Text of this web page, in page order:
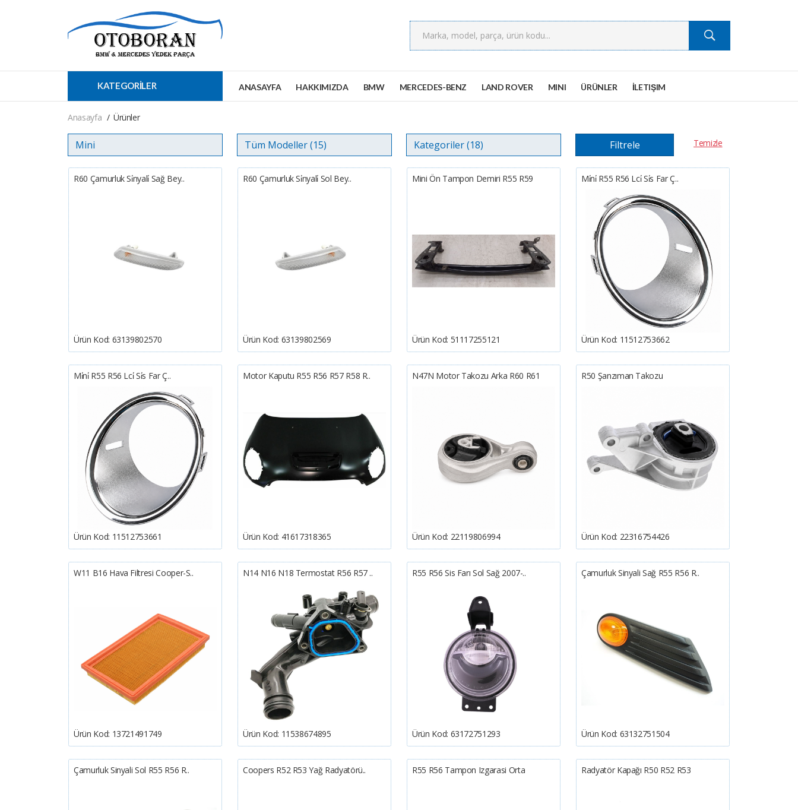
KATEGORİLER ANASAYFA HAKKIMIZDA BMW MERCEDES-BENZ LAND ROVER MINI ÜRÜNLER İLETIŞIM
Anasayfa Ürünler
Filtrele Temizle
R60 Çamurluk Si̇nyali̇ Sağ Bey..
Ürün Kod: 63139802570
R60 Çamurluk Si̇nyali̇ Sol Bey..
Ürün Kod: 63139802569
Mini Ön Tampon Demiri R55 R59
Ürün Kod: 51117255121
Mi̇ni̇ R55 R56 Lci̇ Si̇s Far Ç..
Ürün Kod: 11512753662
Mi̇ni̇ R55 R56 Lci̇ Si̇s Far Ç..
Ürün Kod: 11512753661
Motor Kaputu R55 R56 R57 R58 R..
Ürün Kod: 41617318365
N47N Motor Takozu Arka R60 R61
Ürün Kod: 22119806994
R50 Şanzıman Takozu
Ürün Kod: 22316754426
W11 B16 Hava Filtresi Cooper-S..
Ürün Kod: 13721491749
N14 N16 N18 Termostat R56 R57 ..
Ürün Kod: 11538674895
R55 R56 Sis Farı Sol Sağ 2007-..
Ürün Kod: 63172751293
Çamurluk Sinyali Sağ R55 R56 R..
Ürün Kod: 63132751504
Çamurluk Sinyali Sol R55 R56 R.. Coopers R52 R53 Yağ Radyatörü.. R55 R56 Tampon Izgarasi Orta Radyatör Kapağı R50 R52 R53